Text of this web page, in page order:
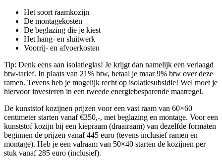
Het soort raamkozijn
De montagekosten
De beglazing die je kiest
Het hang- en sluitwerk
Voorrij- en afvoerkosten
Tip: Denk eens aan isolatieglas! Je krijgt dan namelijk een verlaagd
btw-tarief. In plaats van 21% btw, betaal je maar 9% btw over deze
ramen. Tevens heb je mogelijk recht op isolatiesubsidie! Wel moet je
hiervoor investeren in een tweede energiebesparende maatregel.
De kunststof kozijnen prijzen voor een vast raam van 60×60
centimeter starten vanaf €350,-, met beglazing en montage. Voor een
kunststof kozijn bij een kiepraam (draairaam) van dezelfde formaten
beginnen de prijzen vanaf 445 euro (tevens inclusief ramen en
montage). Heb je een valraam van 50×40 starten de kozijnen per
stuk vanaf 285 euro (inclusief).